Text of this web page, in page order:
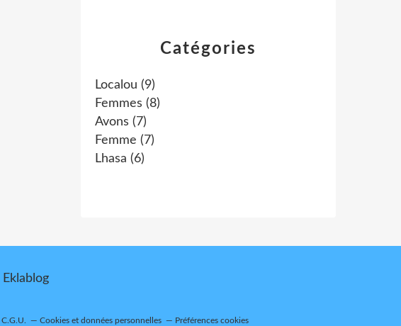
Catégories
Localou (9)
Femmes (8)
Avons (7)
Femme (7)
Lhasa (6)
Eklablog
C.G.U. Cookies et données personnelles Préférences cookies